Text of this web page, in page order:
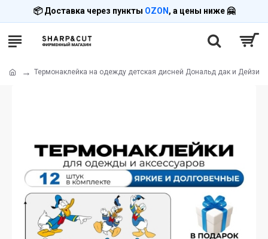
📦 Доставка через пункты OZON , а цены ниже 🤗
Термонаклейка на одежду детская дисней Дональд дак и Дейзи